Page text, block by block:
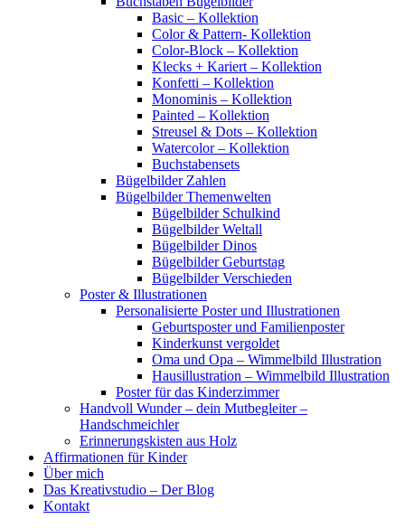
Basic – Kollektion
Color & Pattern- Kollektion
Color-Block – Kollektion
Klecks + Kariert – Kollektion
Konfetti – Kollektion
Monominis – Kollektion
Painted – Kollektion
Streusel & Dots – Kollektion
Watercolor – Kollektion
Buchstabensets
Bügelbilder Zahlen
Bügelbilder Themenwelten
Bügelbilder Schulkind
Bügelbilder Weltall
Bügelbilder Dinos
Bügelbilder Geburtstag
Bügelbilder Verschieden
Poster & Illustrationen
Personalisierte Poster und Illustrationen
Geburtsposter und Familienposter
Kinderkunst vergoldet
Oma und Opa – Wimmelbild Illustration
Hausillustration – Wimmelbild Illustration
Poster für das Kinderzimmer
Handvoll Wunder – dein Mutbegleiter –
Handschmeichler
Erinnerungskisten aus Holz
Affirmationen für Kinder
Über mich
Das Kreativstudio – Der Blog
Kontakt